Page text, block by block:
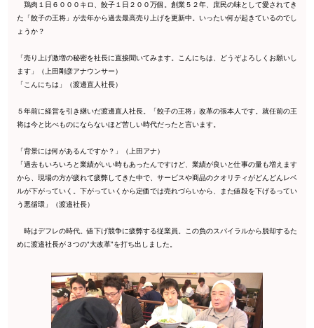
鶏肉１日６０００キロ、餃子１日２００万個。創業５２年、庶民の味として愛されてき
た「餃子の王将」が去年から過去最高売り上げを更新中。いったい何が起きているのでし
ょうか？
「売り上げ激増の秘密を社長に直接聞いてみます。こんにちは、どうぞよろしくお願いし
ます」（上田剛彦アナウンサー）
「こんにちは」（渡邊直人社長）
５年前に経営を引き継いだ渡邊直人社長。「餃子の王将」改革の張本人です。就任前の王
将は今と比べものにならないほど苦しい時代だったと言います。
「背景には何があるんですか？」（上田アナ）
「過去もいろいろと業績がいい時もあったんですけど、業績が良いと仕事の量も増えます
から、現場の方が疲れて疲弊してきた中で、サービスや商品のクオリティがどんどんレベ
ルが下がっていく。下がっていくから定価では売れづらいから、また値段を下げるってい
う悪循環」（渡邉社長）
時はデフレの時代。値下げ競争に疲弊する従業員。この負のスパイラルから脱却するた
めに渡邉社長が３つの“大改革”を打ち出しました。